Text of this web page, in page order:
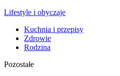
Lifestyle i obyczaje
Kuchnia i przepisy
Zdrowie
Rodzina
Pozostałe